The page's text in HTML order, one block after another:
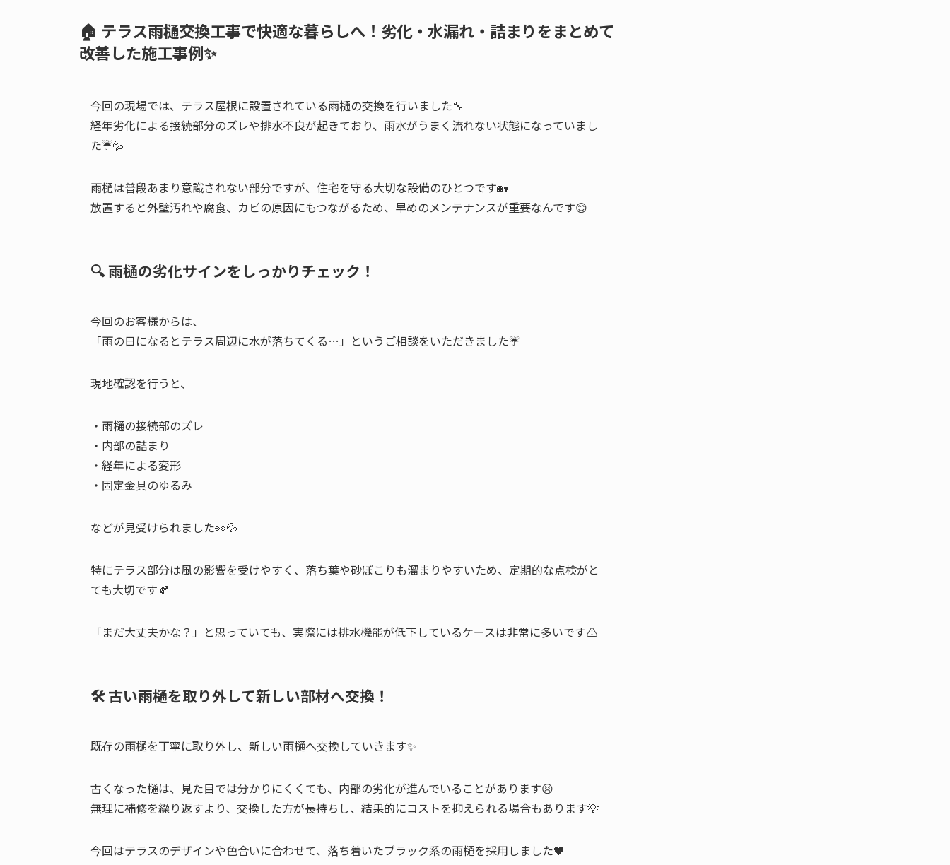
🏠 テラス雨樋交換工事で快適な暮らしへ！劣化・水漏れ・詰まりをまとめて
改善した施工事例✨
今回の現場では、テラス屋根に設置されている雨樋の交換を行いました🔧
経年劣化による接続部分のズレや排水不良が起きており、雨水がうまく流れない状態になっていまし
た☔💦
雨樋は普段あまり意識されない部分ですが、住宅を守る大切な設備のひとつです🏡
放置すると外壁汚れや腐食、カビの原因にもつながるため、早めのメンテナンスが重要なんです😊
🔍 雨樋の劣化サインをしっかりチェック！
今回のお客様からは、
「雨の日になるとテラス周辺に水が落ちてくる…」というご相談をいただきました☔
現地確認を行うと、
・雨樋の接続部のズレ
・内部の詰まり
・経年による変形
・固定金具のゆるみ
などが見受けられました👀💦
特にテラス部分は風の影響を受けやすく、落ち葉や砂ぼこりも溜まりやすいため、定期的な点検がと
ても大切です🍂
「まだ大丈夫かな？」と思っていても、実際には排水機能が低下しているケースは非常に多いです⚠️
🛠️ 古い雨樋を取り外して新しい部材へ交換！
既存の雨樋を丁寧に取り外し、新しい雨樋へ交換していきます✨
古くなった樋は、見た目では分かりにくくても、内部の劣化が進んでいることがあります😣
無理に補修を繰り返すより、交換した方が長持ちし、結果的にコストを抑えられる場合もあります💡
今回はテラスのデザインや色合いに合わせて、落ち着いたブラック系の雨樋を採用しました🖤